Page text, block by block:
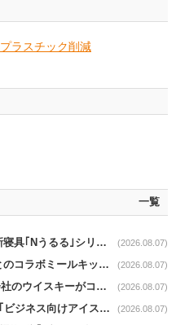
プラスチック削減
一覧
ニトリnews｜肌ざわりを追求した新寝具｢Nうるる｣シリーズを発売 (2026.08.07)
オイシックスnews｜スノーピークとのコラボミールキット8/13発売 (2026.08.07)
OICグループnews｜グループ酒造会社のウイスキーがコンペティション受賞 (2026.08.07)
青山商事news｜6時間冷たさが持続｢ビジネス向けアイスベスト｣発売 (2026.08.07)